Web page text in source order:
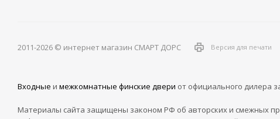
2011-2026 © интернет магазин СМАРТ ДОРС Версия для печати
Входные и межкомнатные финские двери от официального дилера
Материалы сайта защищены законом РФ об авторских и смежных